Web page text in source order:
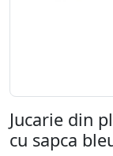
Jucarie din
cu sapca